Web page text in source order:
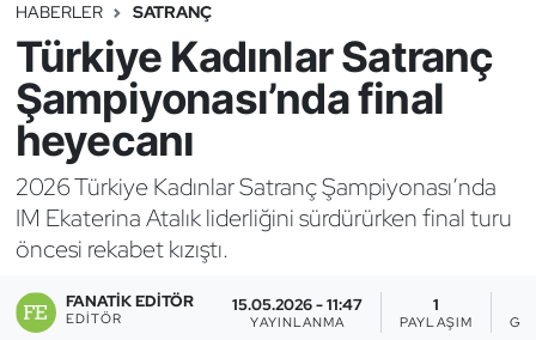
HABERLER SATRANÇ
Türkiye Kadınlar Satranç
Şampiyonası’nda final
heyecanı
2026 Türkiye Kadınlar Satranç Şampiyonası’nda
IM Ekaterina Atalık liderliğini sürdürürken final turu
öncesi rekabet kızıştı.
FANATIK EDITÖR
EDITÖR
15.05.2026 - 11:47
YAYINLANMA
1
PAYLAŞIM
Binicilik
Bisiklet
Bocce Bowling Dart
Boks
Briç